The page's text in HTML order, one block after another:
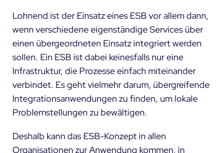
Lohnend ist der Einsatz eines ESB vor allem dann,
wenn verschiedene eigenständige Services über
einen übergeordneten Einsatz integriert werden
sollen. Ein ESB ist dabei keinesfalls nur eine
Infrastruktur, die Prozesse einfach miteinander
verbindet. Es geht vielmehr darum, übergreifende
Integrationsanwendungen zu finden, um lokale
Problemstellungen zu bewältigen.
Deshalb kann das ESB-Konzept in allen
Organisationen zur Anwendung kommen, in